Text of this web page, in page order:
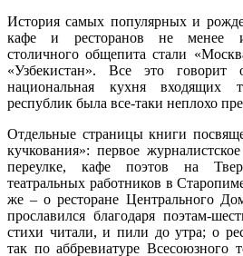
История самых популярных и
кафе и ресторанов не менее
столичного общепита стали
«Узбекистан». Все это
национальная кухня
республик была все-таки неплохо
Отдельные страницы книги
кучкования»: первое
переулке, кафе поэтов на
театральных работников в
же – о ресторане Центрального
прославился благодаря поэтам-
стихи читали, и пили до утра; о
так по аббревиатуре Всесоюзного